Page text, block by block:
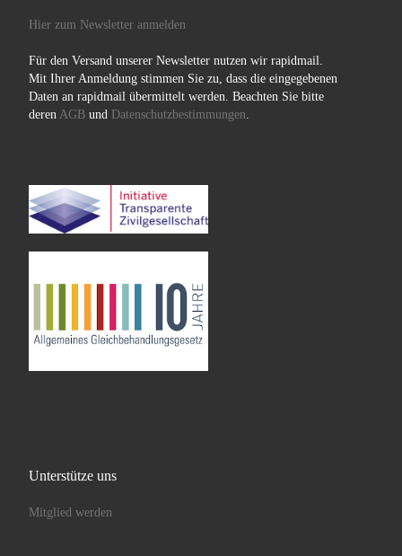
Hier zum Newsletter anmelden
Für den Versand unserer Newsletter nutzen wir rapidmail.
Mit Ihrer Anmeldung stimmen Sie zu, dass die eingegebenen
Daten an rapidmail übermittelt werden. Beachten Sie bitte
deren AGBund Datenschutzbestimmungen.
Unterstütze uns
Mitglied werden